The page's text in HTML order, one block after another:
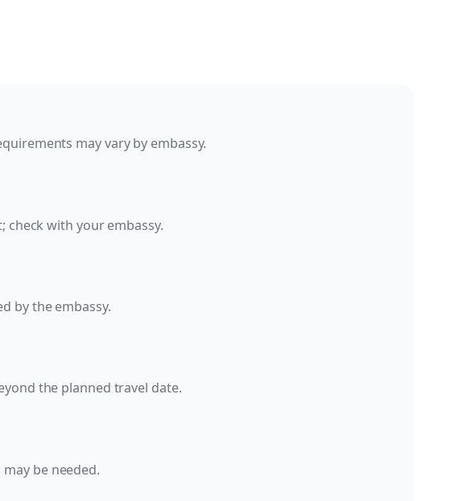
may vary by embassy.
check with your embassy.
by the embassy.
the planned travel date.
be needed.